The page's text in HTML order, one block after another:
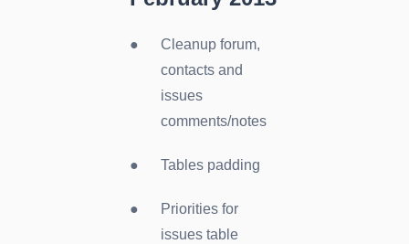
Cleanup forum,
contacts and
issues
comments/notes
Tables padding
Priorities for
issues table